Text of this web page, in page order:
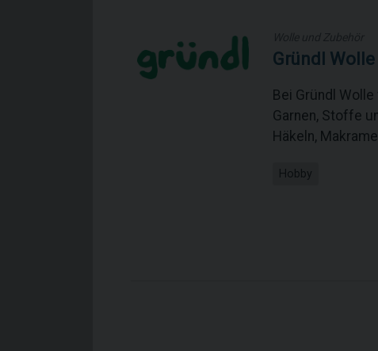
Gründl Wolle
Bei Gründl
Garnen, Stoffe
Häkeln,
Hobby